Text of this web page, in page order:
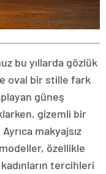
bu yıllarda gözlük
oval bir stille fark
güneş
gizemli bir
makyajsız
özellikle
tercihleri